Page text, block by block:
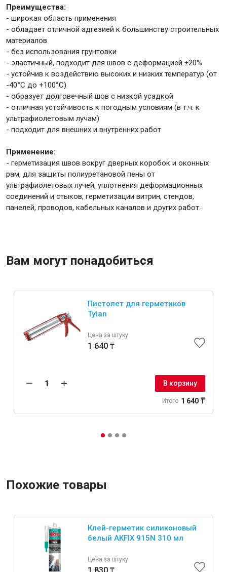
Преимущества:
- широкая область применения
- обладает отличной адгезией к большинству строительных
материалов
- без использования грунтовки
- эластичный, подходит для швов с деформацией ±20%
- устойчив к воздействию высоких и низких температур (от
-40°C до +100°C)
- образует долговечный шов с низкой усадкой
- отличная устойчивость к погодным условиям (в т.ч. к
ультрафиолетовым лучам)
- подходит для внешних и внутренних работ
Применение:
- герметизация швов вокруг дверных коробок и оконных
рам, для защиты полиуретановой пены от
ультрафиолетовых лучей, уплотнения деформационных
соединений и стыков, герметизации витрин, стендов,
панелей, проводов, кабельных каналов и других работ.
Вам могут понадобиться
Пистолет для герметиков
Tytan
Цена за штуку
1 640 ₸
В корзину
Итого 1 640 ₸
Похожие товары
Клей-герметик силиконовый
белый AKFIX 915N 310 мл
Цена за штуку
1 830 ₸